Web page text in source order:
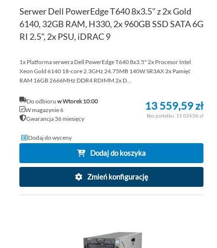
Serwer Dell PowerEdge T640 8x3.5" z 2x Gold
6140, 32GB RAM, H330, 2x 960GB SSD SATA 6G
RI 2.5", 2x PSU, iDRAC 9
1x Platforma serwera Dell PowerEdge T640 8x3.5" 2x Procesor Intel
Xeon Gold 6140 18-core 2.3GHz 24.75MB 140W SR3AX 2x Pamięć
RAM 16GB 2666MHz DDR4 RDIMM 2x D...
Do odbioruw Wtorek 10:00
W magazynie 6
Gwarancja 36 miesięcy
13 559,59 zł
11 024,06 zł
Dodaj do wyceny
Dodaj do koszyka
Zmień konfigurację